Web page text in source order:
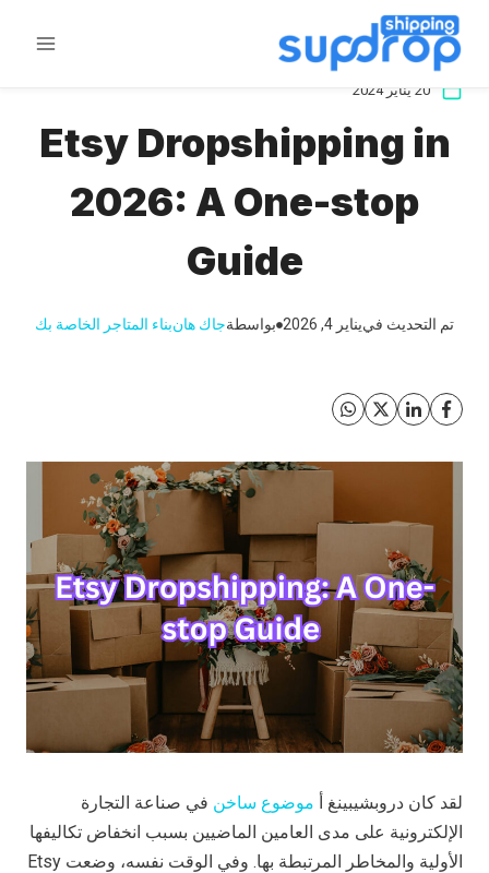
تخطى
المحتوى
20 يناير 2024
Etsy Dropshipping in
2026: A One-stop
Guide
تم التحديث فييناير 4, 2026 بواسطةجاك هانبناء المتاجر الخاصة بك
لقد كان دروبشيبينغ أ موضوع ساخن في صناعة التجارة
الإلكترونية على مدى العامين الماضيين بسبب انخفاض تكاليفها
الأولية والمخاطر المرتبطة بها. وفي الوقت نفسه، وضعت Etsy